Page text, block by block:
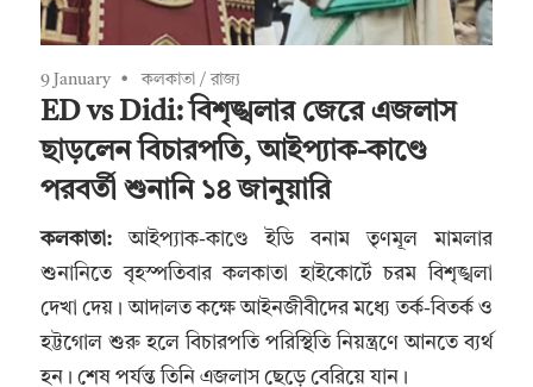
9 January কলকাতা /রাজ্য
ED vs Didi: বিশৃঙ্খলার জেরে এজলাস
ছাড়লেন বিচারপতি, আইপ্যাক-কাণ্ডে
পরবর্তী শুনানি ১৪ জানুয়ারি
কলকাতা: আইপ্যাক-কাণ্ডে ইডি বনাম তৃণমূল মামলার
শুনানিতে বৃহস্পতিবার কলকাতা হাইকোর্টে চরম বিশৃঙ্খলা
দেখা দেয়। আদালত কক্ষে আইনজীবীদের মধ্যে তর্ক-বিতর্ক ও
হট্টগোল শুরু হলে বিচারপতি পরিস্থিতি নিয়ন্ত্রণে আনতে ব্যর্থ
হন। শেষ পর্যন্ত তিনি এজলাস ছেড়ে বেরিয়ে যান।